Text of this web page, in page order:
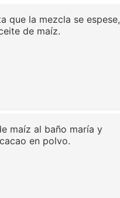
que la mezcla se espese,
de maíz.
maíz al baño maría y
en polvo.